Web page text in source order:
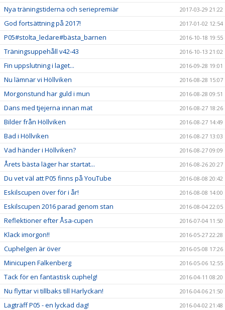
Nya träningstiderna och seriepremiär 2017-03-29 21:22
God fortsättning på 2017! 2017-01-02 12:54
P05#stolta_ledare#bästa_barnen 2016-10-18 19:55
Träningsuppehåll v42-43 2016-10-13 21:02
Fin uppslutning i laget... 2016-09-28 19:01
Nu lämnar vi Höllviken 2016-08-28 15:07
Morgonstund har guld i mun 2016-08-28 09:51
Dans med tjejerna innan mat 2016-08-27 18:26
Bilder från Höllviken 2016-08-27 14:49
Bad i Höllviken 2016-08-27 13:03
Vad händer i Höllviken? 2016-08-27 09:09
Årets bästa läger har startat... 2016-08-26 20:27
Du vet väl att P05 finns på YouTube 2016-08-08 20:42
Eskilscupen över för i år! 2016-08-08 14:00
Eskilscupen 2016 parad genom stan 2016-08-04 22:05
Reflektioner efter Åsa-cupen 2016-07-04 11:50
Klack imorgon!! 2016-05-27 22:28
Cuphelgen är över 2016-05-08 17:26
Minicupen Falkenberg 2016-05-06 12:55
Tack för en fantastisk cuphelg! 2016-04-11 08:20
Nu flyttar vi tillbaks till Harlyckan! 2016-04-06 21:50
Lagträff P05 - en lyckad dag! 2016-04-02 21:48